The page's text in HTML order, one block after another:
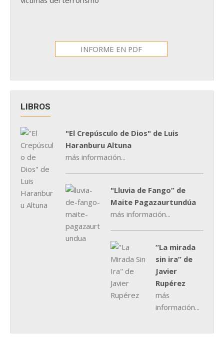
INFORME EN PDF
LIBROS
"El Crepúsculo de Dios" de Luis
Haranburu Altuna
más información...
"Lluvia de Fango” de
Maite Pagazaurtundúa
más información...
“La mirada
sin ira” de
Javier
Rupérez
más
información...